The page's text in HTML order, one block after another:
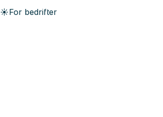
☀️For bedrifter